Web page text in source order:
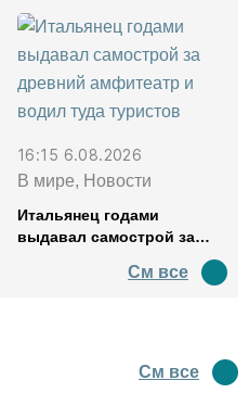
16:15 6.08.2026
В мире, Новости
Итальянец годами
выдавал самострой за
водил туда туристов
См все
См все